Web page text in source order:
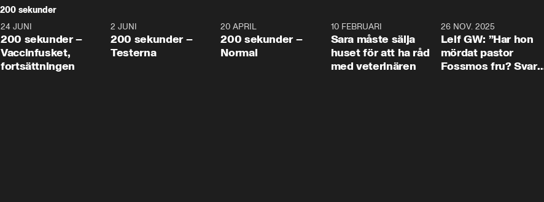
200 sekunder
5:00
24 JUNI
200 sekunder –
Vaccinfusket,
fortsättningen
4:23
2 JUNI
200 sekunder –
Testerna
20 APRIL
200 sekunder –
Normal
10 FEBRUARI
Sara måste sälja
huset för att ha råd
med veterinären
26 NOV. 2025
Leif GW: ”Har hon
mördat pastor
Fossmos fru? Svar